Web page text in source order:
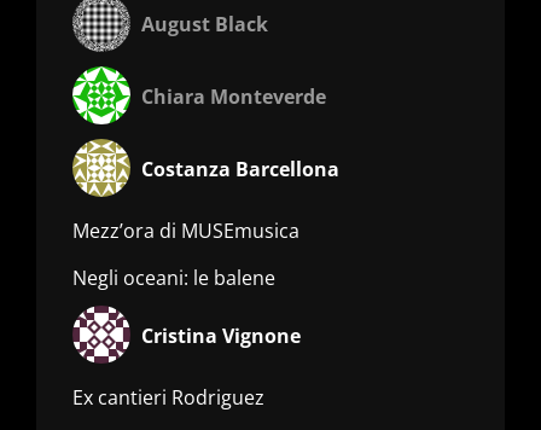
August Black
Chiara Monteverde
Costanza Barcellona
Mezz’ora di MUSEmusica
Negli oceani: le balene
Cristina Vignone
Ex cantieri Rodriguez